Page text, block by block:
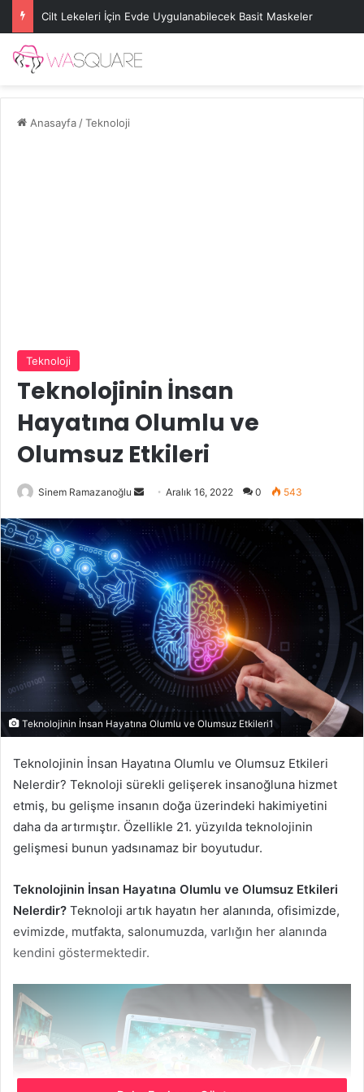
Cilt Lekeleri İçin Evde Uygulanabilecek Basit Maskeler
Anasayfa/Teknoloji
Teknoloji
Teknolojinin İnsan
Hayatına Olumlu ve
Olumsuz Etkileri
Sinem Ramazanoğlu
Bir
posta
göndermek
Aralık 16, 2022 0 543
Teknolojinin İnsan Hayatına Olumlu ve Olumsuz Etkileri1
Teknolojinin İnsan Hayatına Olumlu ve Olumsuz Etkileri
Nelerdir? Teknoloji sürekli gelişerek insanoğluna hizmet
etmiş, bu gelişme insanın doğa üzerindeki hakimiyetini
daha da artırmıştır. Özellikle 21. yüzyılda teknolojinin
gelişmesi bunun yadsınamaz bir boyutudur.
Teknolojinin İnsan Hayatına Olumlu ve Olumsuz Etkileri
Nelerdir? Teknoloji artık hayatın her alanında, ofisimizde,
evimizde, mutfakta, salonumuzda, varlığın her alanında
kendini göstermektedir.